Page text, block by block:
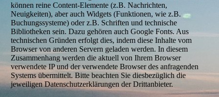
können reine Content-Elemente (z.B. Nachrichten,
Neuigkeiten), aber auch Widgets (Funktionen, wie z.B.
Buchungssysteme) oder z.B. Schriften und technische
Bibliotheken sein. Dazu gehören auch Google Fonts. Aus
technischen Gründen erfolgt dies, indem diese Inhalte vom
Browser von anderen Servern geladen werden. In diesem
Zusammenhang werden die aktuell von Ihrem Browser
verwendete IP und der verwendete Browser des anfragenden
Systems übermittelt. Bitte beachten Sie diesbezüglich die
jeweiligen Datenschutzerklärungen der Drittanbieter.